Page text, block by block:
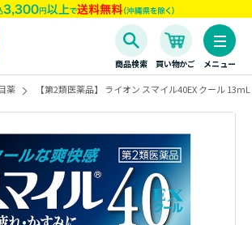
商品検索 買い物かご メニュー
薬 【第2類医薬品】 ライオン スマイル40EX クール